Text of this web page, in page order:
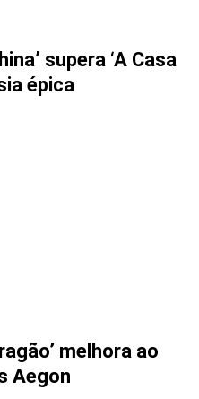
supera ‘A Casa
épica
melhora ao
Aegon